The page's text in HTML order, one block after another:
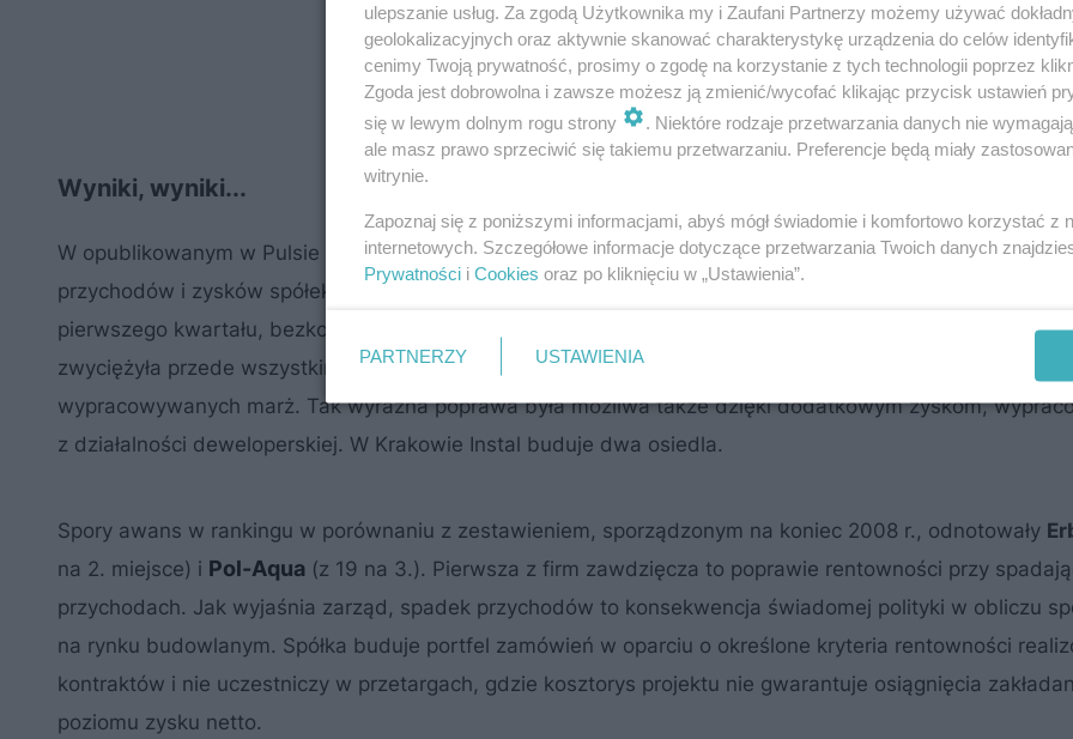
Wyniki, wyniki...
W opublikowanym w Pulsie Biznesu rankingu spółek z branży budowlanej, w którym pod uwagę wzięto
przychodów i zysków spółek, ich rentowność, a także stopień zadłużenia i płynność finansową po
pierwszego kwartału, bezkonkurencyjny okazał się krakowski
. Firma, kierowana przez Piotra
zwyciężyła przede wszystkim dzięki wysokiej dynamice zysków, wysokiej rentowności i poziomom
wypracowywanych marż. Tak wyraźna poprawa była możliwa także dzięki dodatkowym zyskom,
z działalności deweloperskiej. W Krakowie Instal buduje dwa osiedla.
Spory awans w rankingu w porównaniu z zestawieniem, sporządzonym na koniec 2008 r., odnotowały
na 2. miejsce) i Pol-Aqua (z 19 na 3.). Pierwsza z firm zawdzięcza to poprawie rentowności przy
przychodach. Jak wyjaśnia zarząd, spadek przychodów to konsekwencja świadomej polityki w obliczu
na rynku budowlanym. Spółka buduje portfel zamówień w oparciu o określone kryteria rentowności
kontraktów i nie uczestniczy w przetargach, gdzie kosztorys projektu nie gwarantuje osiągnięcia
poziomu zysku netto.
ulepszanie usług. Za zgodą Użytkownika my i Zaufani Partnerzy możemy używać
geolokalizacyjnych oraz aktywnie skanować charakterystykę urządzenia do celów
cenimy Twoją prywatność, prosimy o zgodę na korzystanie z tych technologii poprzez
Zgoda jest dobrowolna i zawsze możesz ją zmienić/wycofać klikając przycisk ustawień
się w lewym dolnym rogu strony
. Niektóre rodzaje przetwarzania danych nie
ale masz prawo sprzeciwić się takiemu przetwarzaniu. Preferencje będą miały
witrynie.
Zapoznaj się z poniższymi informacjami, abyś mógł świadomie i komfortowo korzystać z
internetowych. Szczegółowe informacje dotyczące przetwarzania Twoich danych
Prywatności i Cookies oraz po kliknięciu w „Ustawienia”.
PARTNERZY USTAWIENIA